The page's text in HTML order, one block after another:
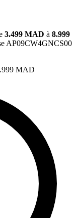
3.499 MAD à 8.999
AP09CW4GNCS00
MAD